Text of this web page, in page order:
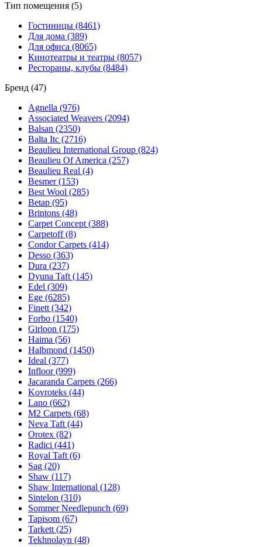
Тип помещения (5)
Гостиницы (8461)
Для дома (389)
Для офиса (8065)
Кинотеатры и театры (8057)
Рестораны, клубы (8484)
Бренд (47)
Agnella (976)
Associated Weavers (2094)
Balsan (2350)
Balta Itc (2716)
Beaulieu International Group (824)
Beaulieu Of America (257)
Beaulieu Real (4)
Besmer (153)
Best Wool (285)
Betap (95)
Brintons (48)
Carpet Concept (388)
Carpetoff (8)
Condor Carpets (414)
Desso (363)
Dura (237)
Dyuna Taft (145)
Edel (309)
Ege (6285)
Finett (342)
Forbo (1540)
Girloon (175)
Haima (56)
Halbmond (1450)
Ideal (377)
Infloor (999)
Jacaranda Carpets (266)
Kovroteks (44)
Lano (662)
M2 Carpets (68)
Neva Taft (44)
Orotex (82)
Radici (441)
Royal Taft (6)
Sag (20)
Shaw (117)
Shaw International (128)
Sintelon (310)
Sommer Needlepunch (69)
Tapisom (67)
Tarkett (25)
Tekhnolayn (48)